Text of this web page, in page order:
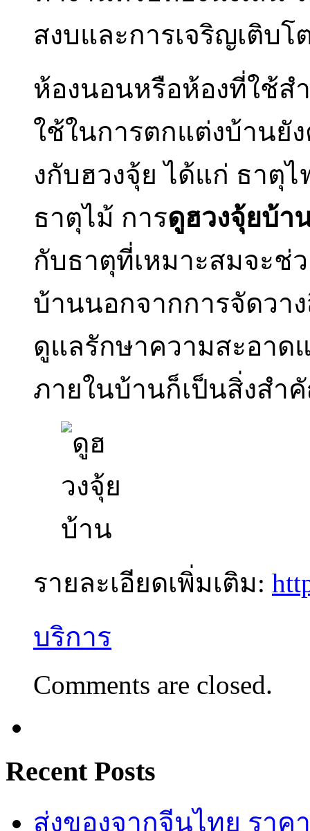
สงบและการเจริญเติบโ
ห้องนอนหรือห้องที่ใช้ส
ใช้ในการตกแต่งบ้านยั
งกับฮวงจุ้ย ได้แก่ ธาตุ
ธาตุไม้ การดูฮวงจุ้ยบ้า
กับธาตุที่เหมาะสมจะช่
บ้านนอกจากการจัดวา
ดูแลรักษาความสะอาด
ภายในบ้านก็เป็นสิ่งสำ
รายละเอียดเพิ่มเติม:
บริการ
Comments are closed.
Recent Posts
ส่งของจากจีนไทย ราค